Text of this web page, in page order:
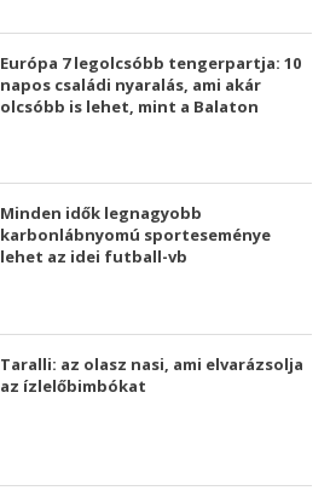
Európa 7 legolcsóbb tengerpartja: 10
napos családi nyaralás, ami akár
olcsóbb is lehet, mint a Balaton
Minden idők legnagyobb
karbonlábnyomú sporteseménye
lehet az idei futball-vb
Taralli: az olasz nasi, ami elvarázsolja
az ízlelőbimbókat